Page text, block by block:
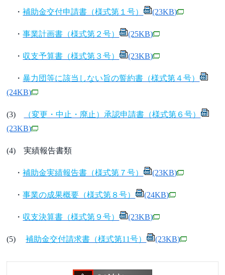
・補助金交付申請書（様式第１号） (23KB)
・事業計画書（様式第２号） (25KB)
・ 収支予算書（様式第３号） (23KB)
・暴力団等に該当しない旨の誓約書（様式第４号）
(24KB)
(3)
（変更・中止・廃止）承認申請書（様式第６号）
(23KB)
(4) 実績報告書類
・補助金実績報告書（様式第７号） (23KB)
・事業の成果概要（様式第８号） (24KB)
・ 収支決算書（様式第９号） (23KB)
(5)補助金交付請求書（様式第11号） (23KB)